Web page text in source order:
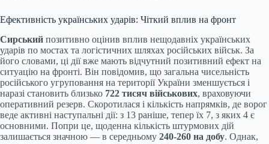
Ефективність українських ударів: Чіткий вплив на фронт
Сирський позитивно оцінив вплив нещодавніх українських
ударів по мостах та логістичних шляхах російських військ. За
його словами, ці дії вже мають відчутний позитивний ефект на
ситуацію на фронті. Він повідомив, що загальна чисельність
російського угруповання на території України зменшується і
наразі становить близько 722 тисяч військових, враховуючи
оперативний резерв. Скоротилася і кількість напрямків, де ворог
веде активні наступальні дії: з 13 раніше, тепер їх 7, з яких 4 є
основними. Попри це, щоденна кількість штурмових дій
залишається значною — в середньому 240-260 на добу. Однак,